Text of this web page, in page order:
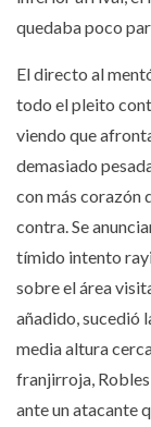
quedaba poco
El directo al
todo el pleito
viendo que
demasiado
con más corazón
contra. Se
tímido intento
sobre el área
añadido, sucedió
media altura
franjirroja,
ante un atacante